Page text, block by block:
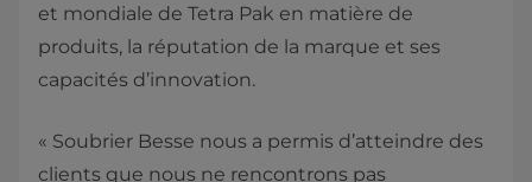
et mondiale de Tetra Pak en matière de
produits, la réputation de la marque et ses
capacités d’innovation.
« Soubrier Besse nous a permis d’atteindre des
clients que nous ne rencontrons pas